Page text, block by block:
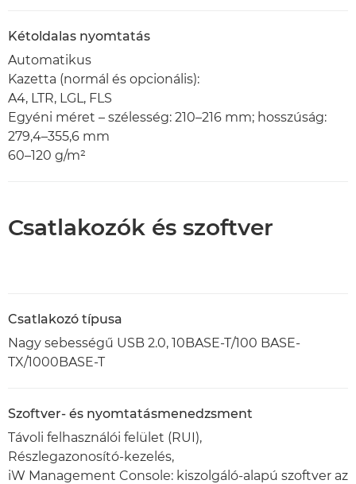
Kétoldalas nyomtatás
Automatikus
Kazetta (normál és opcionális):
A4, LTR, LGL, FLS
Egyéni méret – szélesség: 210–216 mm; hosszúság:
279,4–355,6 mm
60–120 g/m²
Csatlakozók és szoftver
Csatlakozó típusa
Nagy sebességű USB 2.0, 10BASE-T/100 BASE-
TX/1000BASE-T
Szoftver- és nyomtatásmenedzsment
Távoli felhasználói felület (RUI),
Részlegazonosító-kezelés,
iW Management Console: kiszolgáló-alapú szoftver az